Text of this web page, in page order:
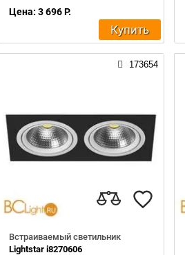
Цена: 3 696 Р.
Купить
173654
Встраиваемый светильник
Lightstar i8270606